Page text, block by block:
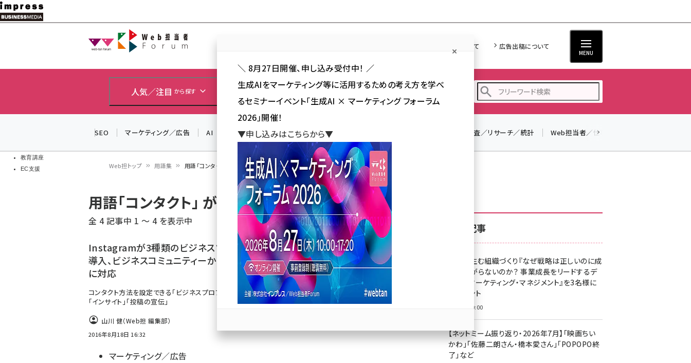
メ
イ
教育講座
EC支援
Web担当者Forum
Web担について 広告出稿について
MENU
人気／注目 から探す カテゴリ／種別 から探す セミナー／イベント から探す
z世代 (1623)
meo (1277)
llmo (1166)
SEO マーケティング／広告 AI SNS アクセス解析／データ分析 調査／リサーチ／統計 Web担当者／仕事
ン
く
ず
Web担トップ 用語集 用語「コンタクト」 が使われている記事の一覧
用語「コンタクト」 が使われている記事の一覧
全 4 記事中 1 ～ 4 を表示中
Instagramが3種類のビジネスツールを
導入、ビジネスコミュニティーからの要望
に対応
コンタクト方法を設定できる「ビジネスプロフィール」と
「インサイト」「投稿の宣伝」
山川 健（Web担 編集部）
2016年8月18日 16:32
22
マーケティング／広告
新着記事
成果を生む組織づくり『なぜ戦略は正しいのに成
果があがらないのか？ 事業成長をリードするデ
ジタルマーケティング・マネジメント』を3名様に
プレゼント
8月7日 10:00
【ネットミーム振り返り・2026年7月】「映画ちい
かわ」「佐藤二朗さん・橋本愛さん」「POPOPO終
了」など
＼ 8月27日開催、申し込み受付中！ ／
生成AIをマーケティング等に活用するための考え方を学べ
るセミナーイベント「生成AI × マーケティング フォーラム
2026」開催！
▼申し込みはこちらから▼